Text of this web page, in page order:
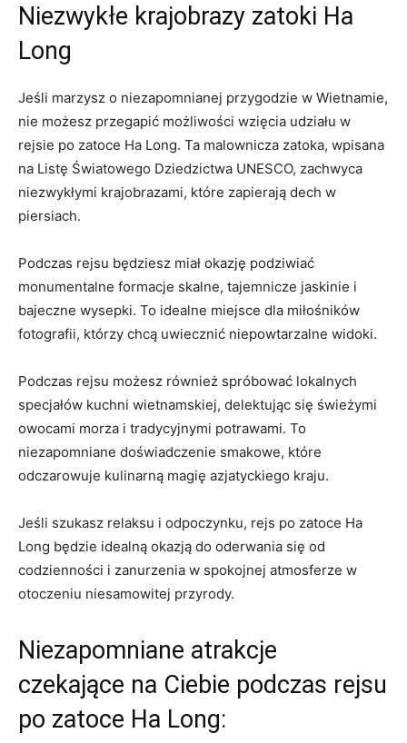
Niezwykłe krajobrazy ‍zatoki Ha
⁣Long
Jeśli ⁤marzysz o niezapomnianej przygodzie w Wietnamie,
nie możesz przegapić możliwości wzięcia udziału w
rejsie⁢ po zatoce Ha​ Long.⁢ Ta malownicza ‌zatoka, wpisana‌
na‌ Listę ⁣Światowego Dziedzictwa UNESCO, zachwyca
niezwykłymi krajobrazami, które zapierają dech w
piersiach.
Podczas rejsu będziesz miał okazję podziwiać
monumentalne formacje skalne, tajemnicze jaskinie i
‍bajeczne wysepki.⁢ To idealne miejsce dla miłośników‌
fotografii, którzy chcą uwiecznić niepowtarzalne widoki.
Podczas ⁢rejsu możesz również spróbować lokalnych
specjałów kuchni wietnamskiej, delektując się świeżymi
owocami ‌morza i tradycyjnymi potrawami. ⁢To
niezapomniane doświadczenie smakowe, które
odczarowuje kulinarną magię azjatyckiego kraju.
Jeśli szukasz relaksu i odpoczynku, rejs po​ zatoce Ha
Long będzie idealną okazją do oderwania się od
codzienności i zanurzenia w spokojnej‌ atmosferze w
otoczeniu niesamowitej przyrody.
Niezapomniane atrakcje
czekające na Ciebie podczas rejsu
po zatoce Ha Long: